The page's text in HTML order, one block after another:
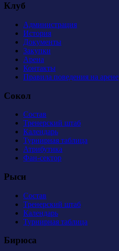
Клуб
Администрация
История
Документы
Закупки
Арена
Контакты
Правила поведения на арене
Сокол
Состав
Тренерский штаб
Календарь
Турнирная таблица
Атрибутика
Фан-сектор
Рыси
Состав
Тренерский штаб
Календарь
Турнирная таблица
Бирюса